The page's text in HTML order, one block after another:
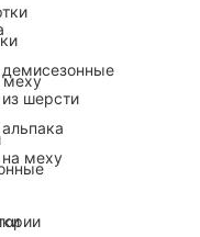
меху
демисезонные
шерсти
на меху